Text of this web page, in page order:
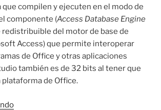
que compilen y ejecuten en el modo de
componente (Access Database Engine
redistribuible del motor de base de
Access) que permite interoperar
de Office y otras aplicaciones
también es de 32 bits al tener que
de Office.
«Visual